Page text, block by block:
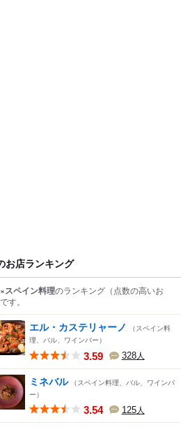
お店ランキング
スペイン料理のランキング （点数の高いお
です。
エル・カステリャーノ
（スペイン料
理、バル、ワインバー）
3.59 328人
ミネバル （スペイン料理、バル、ワインバ
ー）
3.54 125人